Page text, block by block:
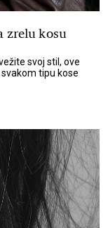
zrelu kosu
svoj stil, ove
tipu kose